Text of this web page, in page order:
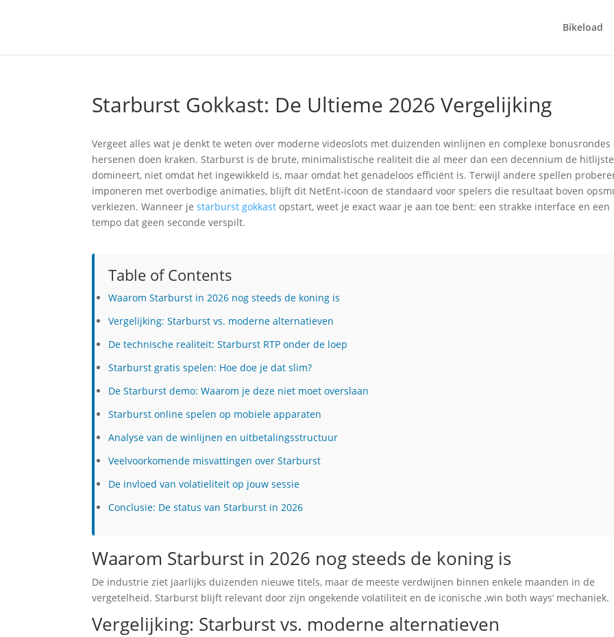
Bikeload
Starburst Gokkast: De Ultieme 2026 Vergelijking
Vergeet alles wat je denkt te weten over moderne videoslots met duizenden winlijnen en complexe bonusrondes
hersenen doen kraken. Starburst is de brute, minimalistische realiteit die al meer dan een decennium de
domineert, niet omdat het ingewikkeld is, maar omdat het genadeloos efficiënt is. Terwijl andere spellen
imponeren met overbodige animaties, blijft dit NetEnt-icoon de standaard voor spelers die resultaat boven
verkiezen. Wanneer jestarburst gokkast opstart, weet je exact waar je aan toe bent: een strakke interface en een
tempo dat geen seconde verspilt.
Table of Contents
Waarom Starburst in 2026 nog steeds de koning is
Vergelijking: Starburst vs. moderne alternatieven
De technische realiteit: Starburst RTP onder de loep
Starburst gratis spelen: Hoe doe je dat slim?
De Starburst demo: Waarom je deze niet moet overslaan
Starburst online spelen op mobiele apparaten
Analyse van de winlijnen en uitbetalingsstructuur
Veelvoorkomende misvattingen over Starburst
De invloed van volatieliteit op jouw sessie
Conclusie: De status van Starburst in 2026
Waarom Starburst in 2026 nog steeds de koning is
De industrie ziet jaarlijks duizenden nieuwe titels, maar de meeste verdwijnen binnen enkele maanden in de
vergetelheid. Starburst blijft relevant door zijn ongekende volatiliteit en de iconische ‚win both ways‘ mechaniek.
Vergelijking: Starburst vs. moderne alternatieven